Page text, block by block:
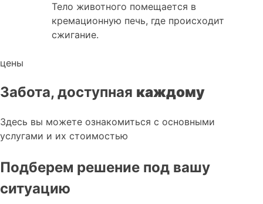
Тело животного помещается в
кремационную печь, где происходит
сжигание.
цены
Забота, доступная каждому
Здесь вы можете ознакомиться с основными
услугами и их стоимостью
Подберем решение под вашу
ситуацию